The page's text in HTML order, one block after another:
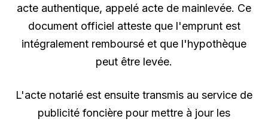
acte authentique, appelé acte de mainlevée. Ce
document officiel atteste que l'emprunt est
intégralement remboursé et que l'hypothèque
peut être levée.
L'acte notarié est ensuite transmis au service de
publicité foncière pour mettre à jour les